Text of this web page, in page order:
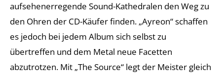
aufsehenerregende Sound-Kathedralen den Weg zu
den Ohren der CD-Käufer finden. „Ayreon“ schaffen
es jedoch bei jedem Album sich selbst zu
übertreffen und dem Metal neue Facetten
abzutrotzen. Mit „The Source“ legt der Meister gleich